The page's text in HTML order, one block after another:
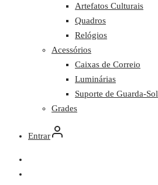
Artefatos Culturais
Quadros
Relógios
Acessórios
Caixas de Correio
Luminárias
Suporte de Guarda-Sol
Grades
Entrar